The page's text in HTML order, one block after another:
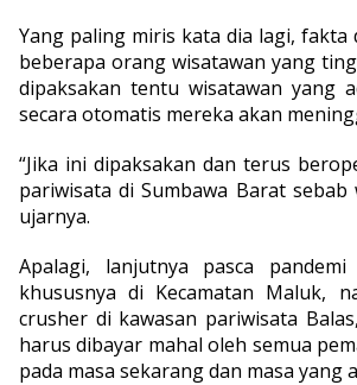
Yang paling miris kata dia lagi,
beberapa orang wisatawan yang
dipaksakan tentu wisatawan yang
secara otomatis mereka akan
“Jika ini dipaksakan dan terus
pariwisata di Sumbawa Barat
ujarnya.
Apalagi, lanjutnya pasca
khususnya di Kecamatan Maluk,
crusher di kawasan pariwisata
harus dibayar mahal oleh semua
pada masa sekarang dan masa yang